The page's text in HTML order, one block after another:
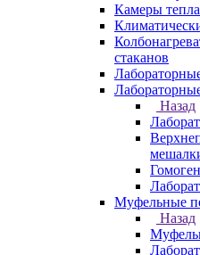
Камеры
стаканов
Назад
Муфельные
Назад